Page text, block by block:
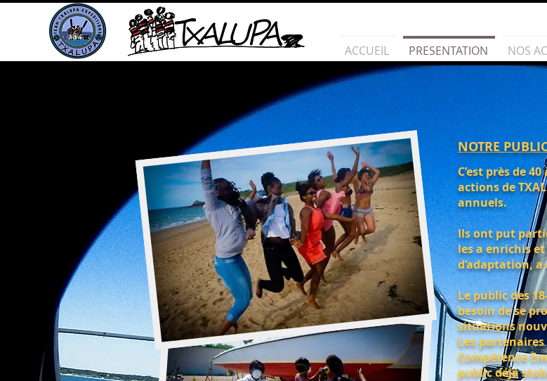
ACCUEIL PRESENTATION NOS
NOTRE
C’est près de
actions de
annuels.
Ils ont put
les a enrichis
d’adaptation,
Le public des
besoin de se
situations
Les
Compétence
public déjà